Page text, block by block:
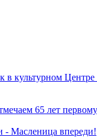
в культурном
65 лет
- Масленица впереди!